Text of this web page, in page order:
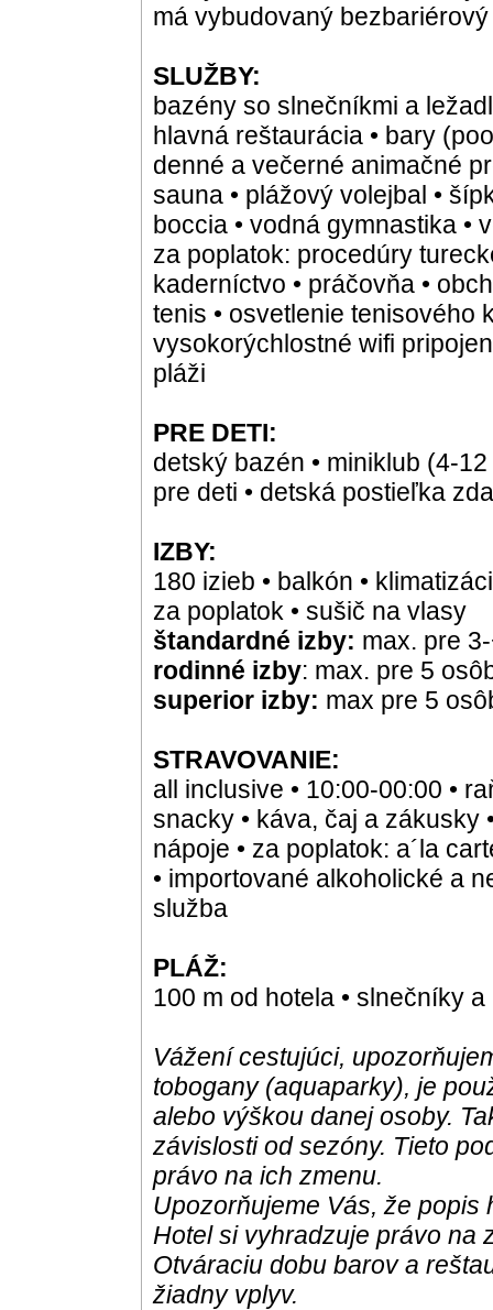
má vybudovaný
SLUŽBY:
bazény so slnečníkmi a
hlavná reštaurácia • bary
denné a večerné animačné
sauna • plážový volejbal •
boccia • vodná gymnastika •
za poplatok: procedúry
kaderníctvo • práčovňa •
tenis • osvetlenie tenisového
vysokorýchlostné wifi
pláži
PRE DETI:
detský bazén • miniklub (4-
pre deti • detská postieľka
IZBY:
180 izieb • balkón •
za poplatok • sušič na vlasy
štandardné izby: max. pre
rodinné izby: max. pre 5
superior izby: max pre 5
STRAVOVANIE:
all inclusive • 10:00-00:00 •
snacky • káva, čaj a zákusky
nápoje • za poplatok: a´la
• importované alkoholické a
služba
PLÁŽ:
100 m od hotela • slnečníky
Vážení cestujúci,
tobogany (aquaparky), je
alebo výškou danej osoby.
závislosti od sezóny. Tieto
právo na ich zmenu.
Upozorňujeme Vás, že popis
Hotel si vyhradzuje právo na
Otváraciu dobu barov a
žiadny vplyv.